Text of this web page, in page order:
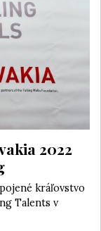
2022
kráľovstvo
Talents v